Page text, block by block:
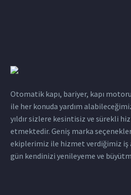
Otomatik kapı, bariyer, kapı
ile her konuda yardım
yıldır sizlere kesintisiz ve sürekli
etmektedir. Geniş marka
ekiplerimiz ile hizmet verdiğimiz iş
gün kendinizi yenileyeme ve